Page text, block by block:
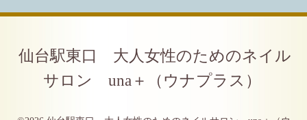
仙台駅東口 大人女性のためのネイル
サロン una＋（ウナプラス）